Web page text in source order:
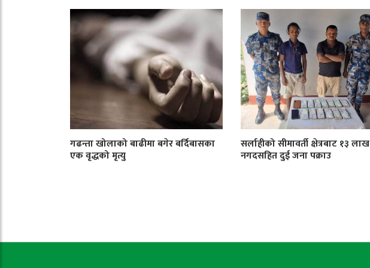
गढन्ता खोलाको बाढीमा बगेर बर्दिबासका
एक वृद्धको मृत्यु
सर्लाहीको सीमावर्ती क्षेत्रबाट १३ लाख
नगदसहित दुई जना पक्राउ